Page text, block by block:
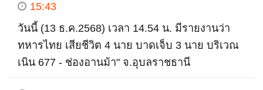
15:43
วันนี้ (13 ธ.ค.2568) เวลา 14.54 น. มีรายงานว่า
ทหารไทย เสียชีวิต 4 นาย บาดเจ็บ 3 นาย บริเวณ
เนิน 677 - ช่องอานม้า" จ.อุบลราชธานี